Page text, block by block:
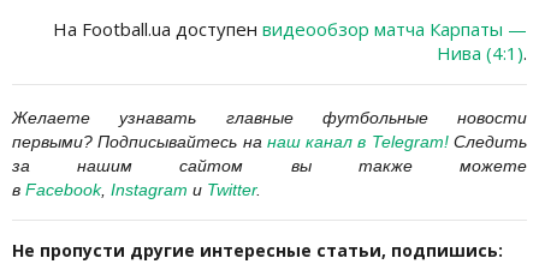
На Football.ua доступен видеообзор матча Карпаты —
Нива (4:1).
Желаете узнавать главные футбольные новости
первыми? Подписывайтесь на наш канал в Telegram! Следить
за нашим сайтом вы также можете
в Facebook, Instagram и Twitter.
Не пропусти другие интересные статьи, подпишись: